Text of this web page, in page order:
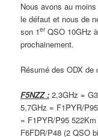
Nous avons au
le défaut et nous de
son 1erQSO 10GHz
prochainement.
Résumé des ODX de
F5NZZ : 2,3GHz =
5,7GHz = F1PYR/
= F1PYR/P95
F6FDR/P48 (2 QSO